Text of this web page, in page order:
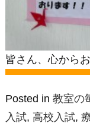
皆さん、心から
Posted in 教室の
入試, 高校入試,